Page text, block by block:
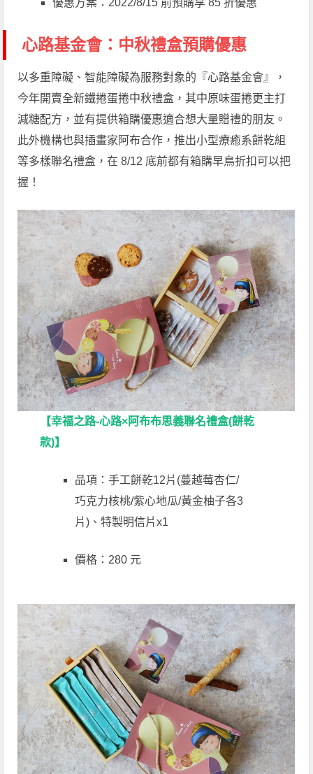
心路基金會：中秋禮盒預購優惠
以多重障礙、智能障礙為服務對象的『心路基金會』，
今年開賣全新鐵捲蛋捲中秋禮盒，其中原味蛋捲更主打
減糖配方，並有提供箱購優惠適合想大量贈禮的朋友。
此外機構也與插畫家阿布合作，推出小型療癒系餅乾組
等多樣聯名禮盒，在 8/12 底前都有箱購早鳥折扣可以把
握！
【幸福之路-心路×阿布布思義聯名禮盒(餅乾
款)】
品項：手工餅乾12片(蔓越莓杏仁/
巧克力核桃/紫心地瓜/黃金柚子各3
片)、特製明信片x1
價格：280 元